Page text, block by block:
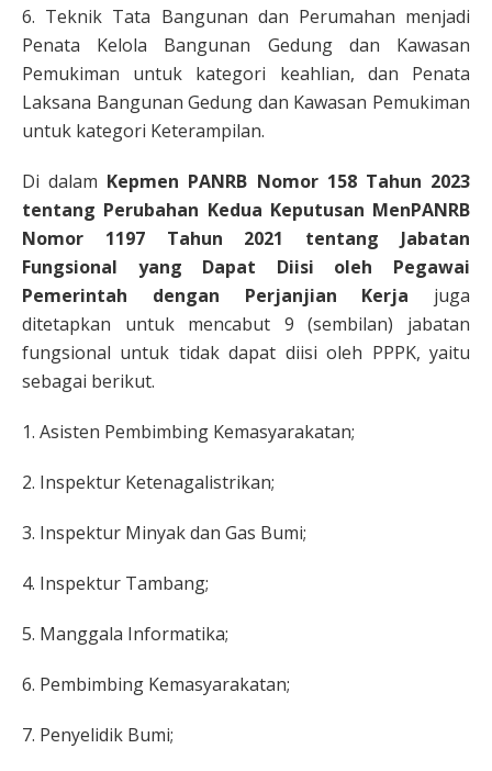
6. Teknik Tata Bangunan dan Perumahan menjadi
Penata Kelola Bangunan Gedung dan Kawasan
Pemukiman untuk kategori keahlian, dan Penata
Laksana Bangunan Gedung dan Kawasan Pemukiman
untuk kategori Keterampilan.
Di dalam Kepmen PANRB Nomor 158 Tahun 2023
tentang Perubahan Kedua Keputusan MenPANRB
Nomor 1197 Tahun 2021 tentang Jabatan
Fungsional yang Dapat Diisi oleh Pegawai
Pemerintah dengan Perjanjian Kerja juga
ditetapkan untuk mencabut 9 (sembilan) jabatan
fungsional untuk tidak dapat diisi oleh PPPK, yaitu
sebagai berikut.
1. Asisten Pembimbing Kemasyarakatan;
2. Inspektur Ketenagalistrikan;
3. Inspektur Minyak dan Gas Bumi;
4. Inspektur Tambang;
5. Manggala Informatika;
6. Pembimbing Kemasyarakatan;
7. Penyelidik Bumi;